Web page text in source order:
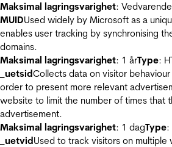
Maksimal lagringsvarighet: Vedvarende
MUIDUsed widely by Microsoft as a
enables user tracking by synchronising
domains.
Maksimal lagringsvarighet: 1 årType:
_uetsidCollects data on visitor
order to present more relevant
website to limit the number of times that
advertisement.
Maksimal lagringsvarighet: 1 dagType:
_uetvidUsed to track visitors on